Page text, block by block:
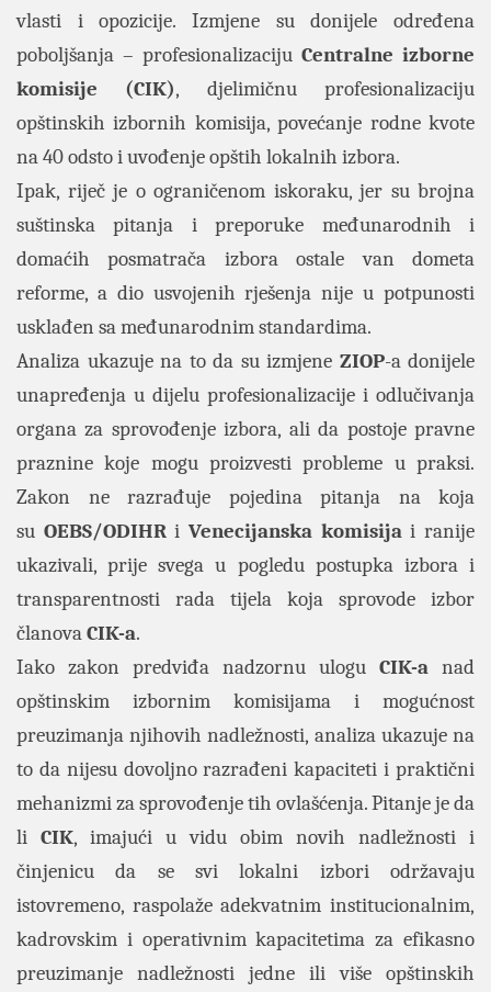
vlasti i opozicije. Izmjene su donijele određena
poboljšanja – profesionalizaciju Centralne izborne
komisije (CIK), djelimičnu profesionalizaciju
opštinskih izbornih komisija, povećanje rodne kvote
na 40 odsto i uvođenje opštih lokalnih izbora.
Ipak, riječ je o ograničenom iskoraku, jer su brojna
suštinska pitanja i preporuke međunarodnih i
domaćih posmatrača izbora ostale van dometa
reforme, a dio usvojenih rješenja nije u potpunosti
usklađen sa međunarodnim standardima.
Analiza ukazuje na to da su izmjene ZIOP-a donijele
unapređenja u dijelu profesionalizacije i odlučivanja
organa za sprovođenje izbora, ali da postoje pravne
praznine koje mogu proizvesti probleme u praksi.
Zakon ne razrađuje pojedina pitanja na koja
su OEBS/ODIHRiVenecijanska komisijai ranije
ukazivali, prije svega u pogledu postupka izbora i
transparentnosti rada tijela koja sprovode izbor
članovaCIK-a.
Iako zakon predviđa nadzornu ulogu CIK-a nad
opštinskim izbornim komisijama i mogućnost
preuzimanja njihovih nadležnosti, analiza ukazuje na
to da nijesu dovoljno razrađeni kapaciteti i praktični
mehanizmi za sprovođenje tih ovlašćenja. Pitanje je da
li CIK, imajući u vidu obim novih nadležnosti i
činjenicu da se svi lokalni izbori održavaju
istovremeno, raspolaže adekvatnim institucionalnim,
kadrovskim i operativnim kapacitetima za efikasno
preuzimanje nadležnosti jedne ili više opštinskih